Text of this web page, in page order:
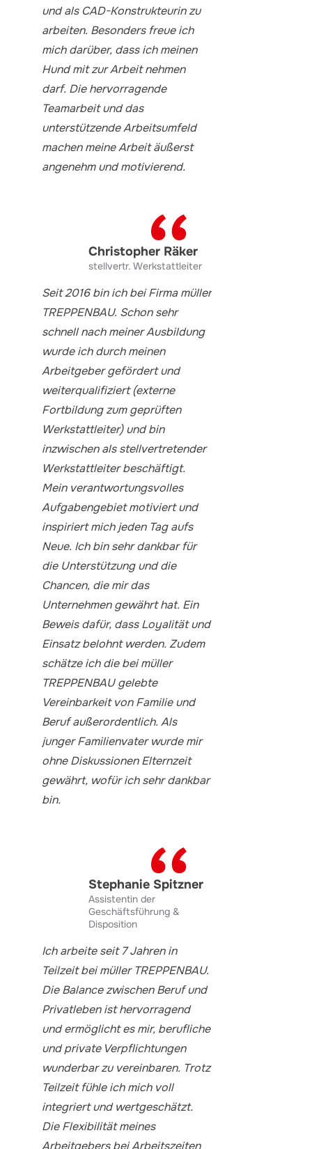
und als CAD-Konstrukteurin zu
arbeiten. Besonders freue ich
mich darüber, dass ich meinen
Hund mit zur Arbeit nehmen
darf. Die hervorragende
Teamarbeit und das
unterstützende Arbeitsumfeld
machen meine Arbeit äußerst
angenehm und motivierend.
Christopher Räker
stellvertr. Werkstattleiter
Seit 2016 bin ich bei Firma müller
TREPPENBAU. Schon sehr
schnell nach meiner Ausbildung
wurde ich durch meinen
Arbeitgeber gefördert und
weiterqualifiziert (externe
Fortbildung zum geprüften
Werkstattleiter) und bin
inzwischen als stellvertretender
Werkstattleiter beschäftigt.
Mein verantwortungsvolles
Aufgabengebiet motiviert und
inspiriert mich jeden Tag aufs
Neue. Ich bin sehr dankbar für
die Unterstützung und die
Chancen, die mir das
Unternehmen gewährt hat. Ein
Beweis dafür, dass Loyalität und
Einsatz belohnt werden. Zudem
schätze ich die bei müller
TREPPENBAU gelebte
Vereinbarkeit von Familie und
Beruf außerordentlich. Als
junger Familienvater wurde mir
ohne Diskussionen Elternzeit
gewährt, wofür ich sehr dankbar
bin.
Stephanie Spitzner
Assistentin der
Geschäftsführung &
Disposition
Ich arbeite seit 7 Jahren in
Teilzeit bei müller TREPPENBAU.
Die Balance zwischen Beruf und
Privatleben ist hervorragend
und ermöglicht es mir, berufliche
und private Verpflichtungen
wunderbar zu vereinbaren. Trotz
Teilzeit fühle ich mich voll
integriert und wertgeschätzt.
Die Flexibilität meines